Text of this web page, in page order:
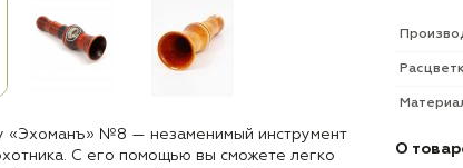
«Эхоманъ» №8 — незаменимый инструмент
С его помощью вы сможете легко
О